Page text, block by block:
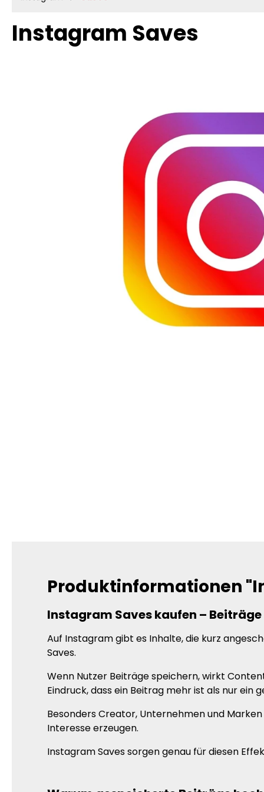
Instagram Saves
Produktinformationen
Instagram Saves kaufen –
Auf Instagram gibt es Inhalte, die kurz
Saves.
Wenn Nutzer Beiträge speichern, wirkt
Eindruck, dass ein Beitrag mehr ist als nur ein
Besonders Creator, Unternehmen und
Interesse erzeugen.
Instagram Saves sorgen genau für diesen